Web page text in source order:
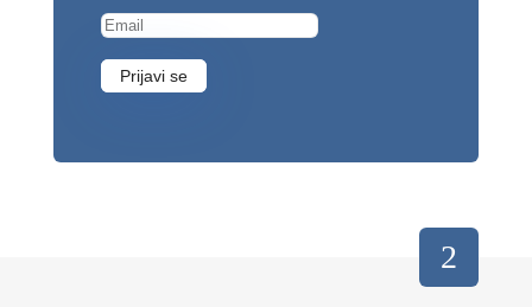
Prijavi se